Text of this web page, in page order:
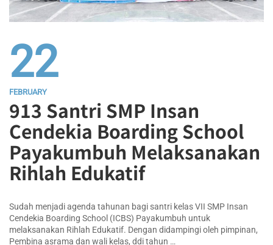
22
FEBRUARY
913 Santri SMP Insan
Cendekia Boarding School
Payakumbuh Melaksanakan
Rihlah Edukatif
Sudah menjadi agenda tahunan bagi santri kelas VII SMP Insan
Cendekia Boarding School (ICBS) Payakumbuh untuk
melaksanakan Rihlah Edukatif. Dengan didampingi oleh pimpinan,
Pembina asrama dan wali kelas, ddi tahun …